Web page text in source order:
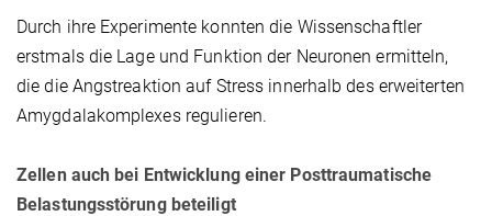
Durch ihre Experimente konnten die Wissenschaftler
erstmals die Lage und Funktion der Neuronen ermitteln,
die die Angstreaktion auf Stress innerhalb des erweiterten
Amygdalakomplexes regulieren.
Zellen auch bei Entwicklung einer Posttraumatische
Belastungsstörung beteiligt